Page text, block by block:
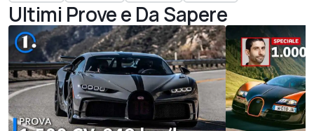
Ultimi Prove e Da Sapere